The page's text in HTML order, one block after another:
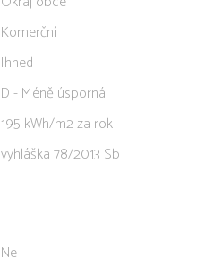
Komerční
Ihned
D - Méně úsporná
195 kWh/m2 za rok
vyhláška 78/2013 Sb
Ne